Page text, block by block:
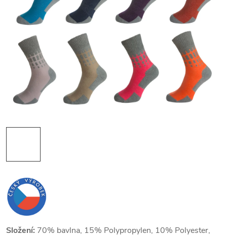
Složení: 70% bavlna, 15% Polypropylen, 10% Polyester,